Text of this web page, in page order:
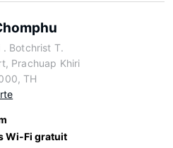
. Botchrist T.
Prachuap Khiri
TH
Wi-Fi gratuit